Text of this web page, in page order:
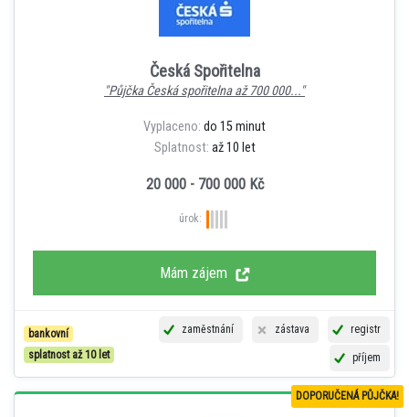
Česká Spořitelna
"Půjčka Česká spořitelna až 700 000..."
Vyplaceno: do 15 minut
Splatnost: až 10 let
20 000 - 700 000 Kč
úrok:
Mám zájem
bankovní
splatnost až 10 let
registr
zástava
zaměstnání
příjem
DOPORUČENÁ PŮJČKA!